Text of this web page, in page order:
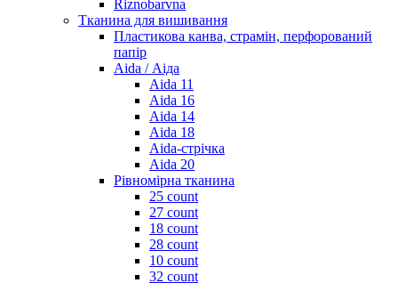
Riznobarvna
Тканина для вишивання
Пластикова канва, страмін, перфорований
папір
Aida / Аіда
Aida 11
Aida 16
Aida 14
Aida 18
Aida-стрічка
Aida 20
Рівномірна тканина
25 count
27 count
18 count
28 count
10 count
32 count